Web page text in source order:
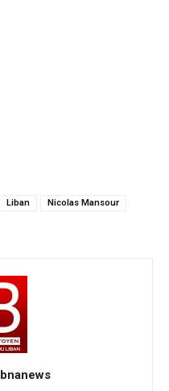
Liban
Nicolas Mansour